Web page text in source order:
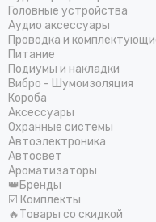
Головные устройства
Аудио аксессуары
Проводка и
Питание
Подиумы и накладки
Вибро - Шумоизоляция
Короба
Аксессуары
Охранные системы
Автоэлектроника
Автосвет
Ароматизаторы
👑Бренды
☑️ Комплекты
🔥Товары со скидкой